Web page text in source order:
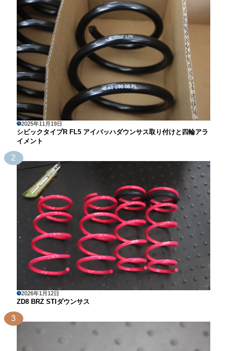
2025年11月19日
シビックタイプR FL5 アイバッハダウンサス取り付けと四輪アラ
イメント
2
2026年1月12日
ZD8 BRZ STIダウンサス
3